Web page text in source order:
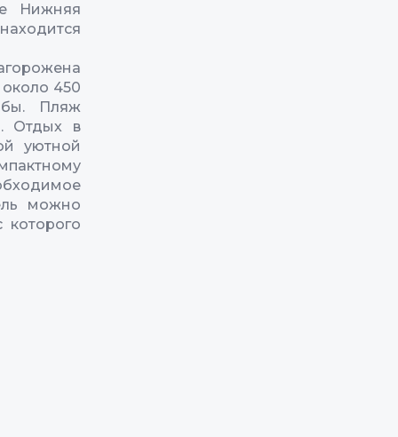
Нижняя
450
Пляж
Отдых в
уютной
можно